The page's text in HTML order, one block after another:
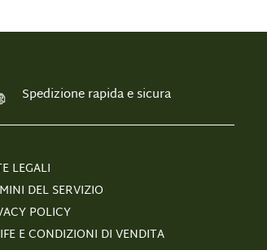
Spedizione rapida e sicura
LEGALI
DEL SERVIZIO
POLICY
E CONDIZIONI DI VENDITA